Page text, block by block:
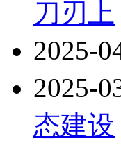
刀刃上
2025-
2025-
态建设